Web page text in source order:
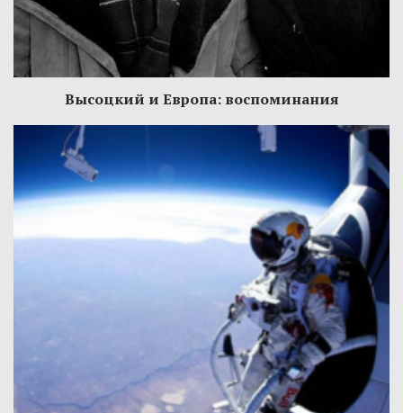
Высоцкий и Европа: воспоминания